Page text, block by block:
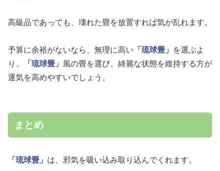
高級品であっても、壊れた畳を放置すれば気が乱れます。
予算に余裕がないなら、無理に高い 「琉球畳」
を選ぶよ
り、
「琉球畳」
風の畳を選び、綺麗な状態を維持する方が
運気を高めやすいでしょう。
まとめ
「琉球畳」 は、邪気を吸い込み取り込んでくれます。